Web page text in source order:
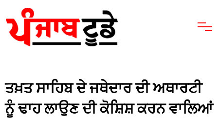
ਤਖ਼ਤ ਸਾਹਿਬ ਦੇ ਜਥੇਦਾਰ ਦੀ ਅਥਾਰਟੀ
ਨੂੰ ਢਾਹ ਲਾਉਣ ਦੀ ਕੋਸ਼ਿਸ਼ ਕਰਨ ਵਾਲਿਆਂ